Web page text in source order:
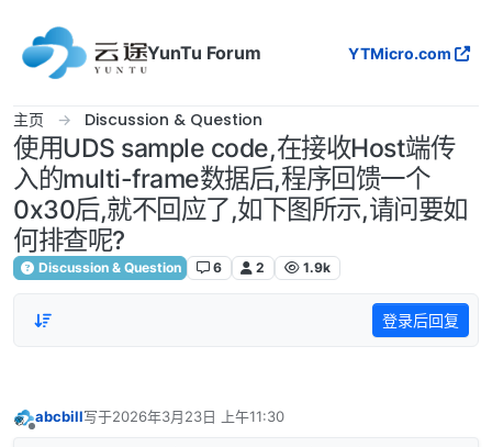
YunTu Forum
YTMicro.com
主页 Discussion & Question
使用UDS sample code,在接收Host端传
入的multi-frame数据后,程序回馈一个
0x30后,就不回应了,如下图所示,请问要如
何排查呢?
Discussion & Question 6 2 1.9k
登录后回复
abcbill写于2026年3月23日 上午11:30
最后由 编辑